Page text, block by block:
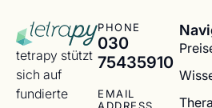
tetrapy stützt
sich auf
fundierte
PHONE
030
75435910
EMAIL